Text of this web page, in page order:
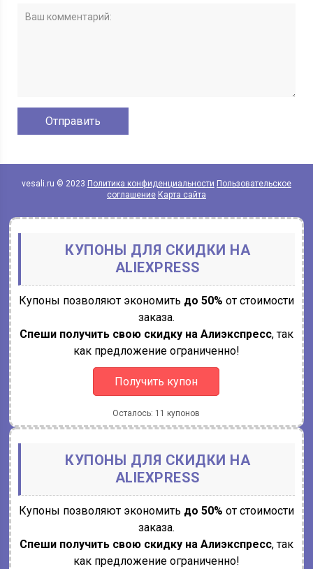
vesali.ru © 2023 Политика конфиденциальности Пользовательское
соглашение Карта сайта
КУПОНЫ ДЛЯ СКИДКИ НА
ALIEXPRESS
Купоны позволяют экономить до 50% от стоимости
заказа.
Спеши получить свою скидку на Алиэкспресс, так
как предложение ограниченно!
Получить купон
Осталось: 11 купонов
КУПОНЫ ДЛЯ СКИДКИ НА
ALIEXPRESS
Купоны позволяют экономить до 50% от стоимости
заказа.
Спеши получить свою скидку на Алиэкспресс, так
как предложение ограниченно!